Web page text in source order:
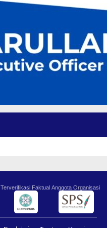
Terverifikasi Faktual Anggota Organisasi